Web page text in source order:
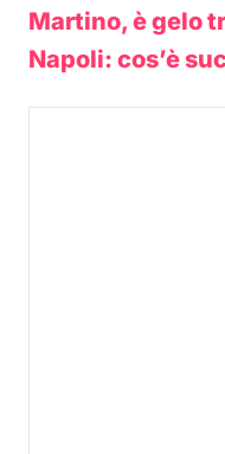
Martino, è gelo
Napoli: cos’è